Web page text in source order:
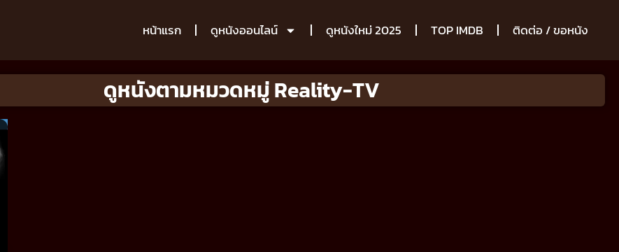
หน้าแรก ดูหนังออนไลน์ ดูหนังใหม่ 2025 TOP IMDB ติดต่อ / ขอหนัง
ดูหนังตามหมวดหมู่ Reality-TV